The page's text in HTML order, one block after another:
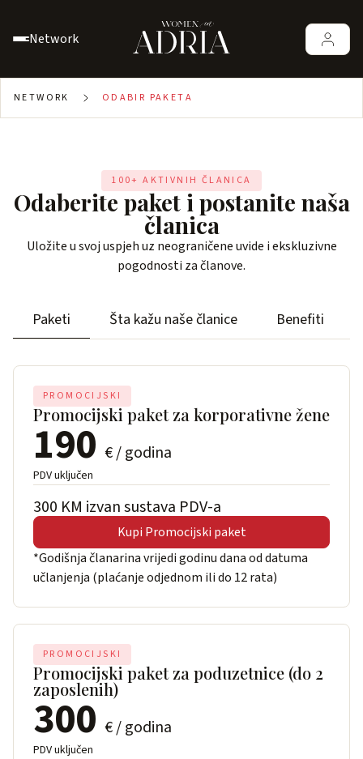
Network
NETWORK ODABIR PAKETA
100+ AKTIVNIH ČLANICA
Odaberite paket i postanite naša
članica
Uložite u svoj uspjeh uz neograničene uvide i ekskluzivne
pogodnosti za članove.
Paketi Šta kažu naše članice Benefiti
PROMOCIJSKI
Promocijski paket za korporativne žene
190 € / godina
PDV uključen
300 KM izvan sustava PDV-a
Kupi Promocijski paket
*Godišnja članarina vrijedi godinu dana od datuma
učlanjenja (plaćanje odjednom ili do 12 rata)
PROMOCIJSKI
Promocijski paket za poduzetnice (do 2
zaposlenih)
300 € / godina
PDV uključen